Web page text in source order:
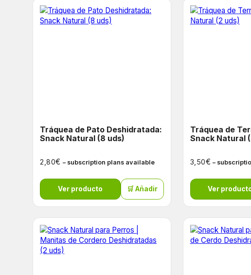
Tráquea de Pato Deshidratada:
Snack Natural (8 uds)
2,80€ – subscription plans available
Ver producto 🛒 Añadir
Tráquea de
Snack Natural
3,50€ –
Ver